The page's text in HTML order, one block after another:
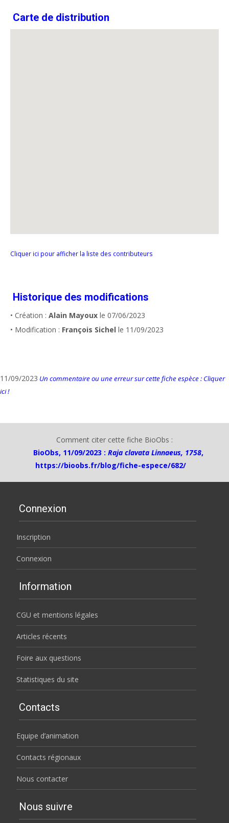
Carte de distribution
Cliquer ici pour afficher la liste des contributeurs
Historique des modifications
• Création : Alain Mayoux le 07/06/2023
• Modification : François Sichel le 11/09/2023
11/09/2023 Un commentaire ou une erreur sur cette fiche espèce : Cliquer
ici !
Comment citer cette fiche BioObs :
BioObs, 11/09/2023 : Raja clavata Linnaeus, 1758,
https://bioobs.fr/blog/fiche-espece/682/
Connexion
Inscription
Connexion
Information
CGU et mentions légales
Articles récents
Foire aux questions
Statistiques du site
Contacts
Equipe d’animation
Contacts régionaux
Nous contacter
Nous suivre